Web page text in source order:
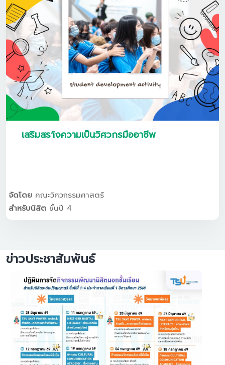
เสริมสรา้งความเป็นวิศวกรมืออาชีพ
จัดโดย คณะวิศวกรรมศาสตร์
สำหรับนิสิต ชั้นปี 4
ข่าวประชาสัมพันธ์